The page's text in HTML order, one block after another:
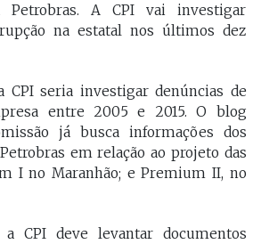
Petrobras. A CPI vai investigar
na estatal nos últimos dez
CPI seria investigar denúncias de
entre 2005 e 2015. O blog
já busca informações dos
em relação ao projeto das
I no Maranhão; e Premium II, no
a CPI deve levantar documentos